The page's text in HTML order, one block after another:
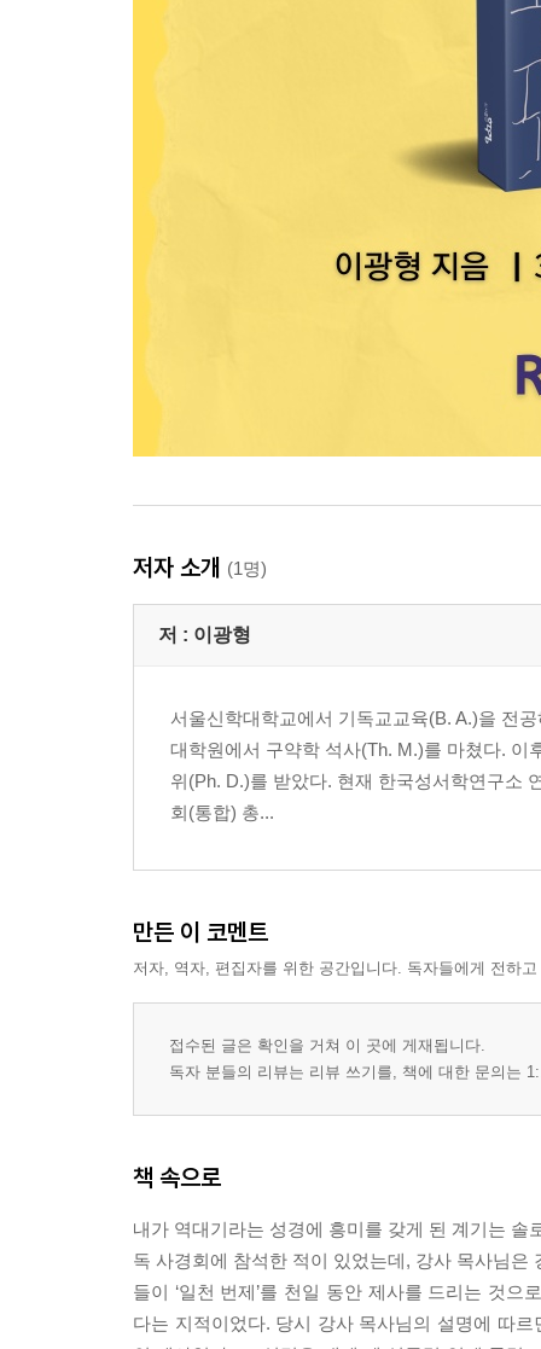
저자 소개 (1명)
저 : 이광형
서울신학대학교에서 기독교교육(B. A.)을 전
대학원에서 구약학 석사(Th. M.)를 마쳤다. 이
위(Ph. D.)를 받았다. 현재 한국성서학연구소
회(통합) 총...
만든 이 코멘트
저자, 역자, 편집자를 위한 공간입니다. 독자들에게 전하
접수된 글은 확인을 거쳐 이 곳에 게재됩니다.
독자 분들의 리뷰는 리뷰 쓰기를, 책에 대한 문의는
책 속으로
내가 역대기라는 성경에 흥미를 갖게 된 계기는 솔
독 사경회에 참석한 적이 있었는데, 강사 목사님
들이 ‘일천 번제’를 천일 동안 제사를 드리는 것
다는 지적이었다. 당시 강사 목사님의 설명에 따